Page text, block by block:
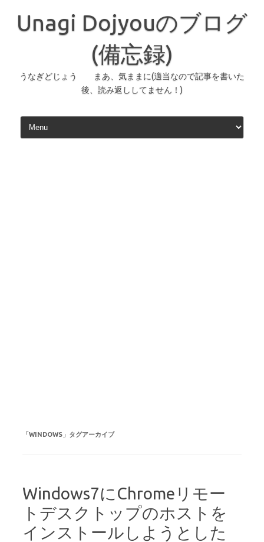
ン
プ
Unagi Dojyouのブログ
(備忘録)
うなぎどじょう まあ、気ままに(適当なので記事を書いた
後、読み返ししてません！)
「WINDOWS 」タグアーカイブ
Windows7にChromeリモー
トデスクトップのホストを
インストールしようとした